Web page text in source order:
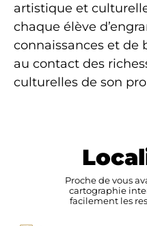
artistique et
chaque élève
connaissances et de
au contact des
culturelles de son
Proche de vous
cartographie
facilement les